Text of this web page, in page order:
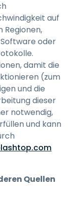
auf
Regionen,
oder
damit die
(zum
und die
dieser
notwendig,
und kann
Quellen